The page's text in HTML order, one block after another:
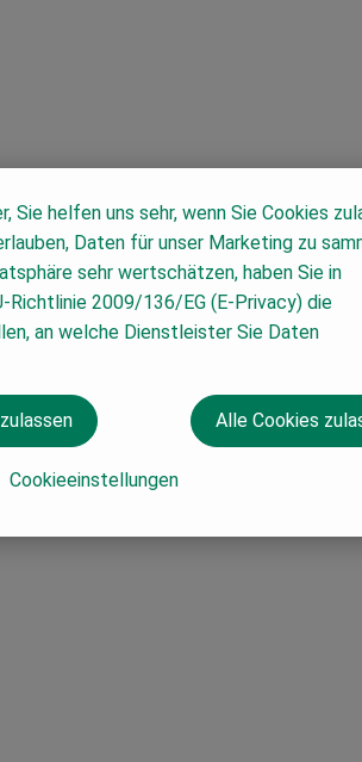
Sie helfen uns sehr, wenn Sie Cookies
Daten für unser Marketing zu
sehr wertschätzen, haben Sie in
Richtlinie 2009/136/EG (E-Privacy) die
an welche Dienstleister Sie Daten
Cookieeinstellungen
Alle Cookies